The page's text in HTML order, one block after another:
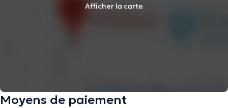
Afficher la carte
Moyens de paiement